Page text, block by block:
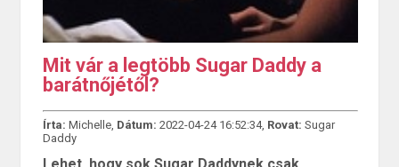
Mit vár a legtöbb Sugar Daddy a
barátnőjétől?
Írta: Michelle, Dátum: 2022-04-24 16:52:34, Rovat: Sugar
Daddy